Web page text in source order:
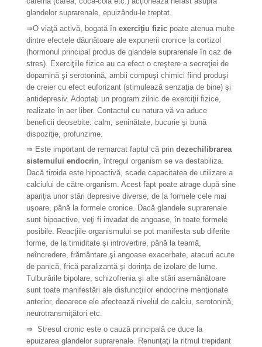
glandelor suprarenale, epuizându-le treptat.
⇒O viaţă activă, bogată în exerciţiu fizic poate atenua multe
dintre efectele dăunătoare ale expunerii cronice la cortizol
(hormonul principal produs de glandele suprarenale în caz de
stres). Exerciţiile fizice au ca efect o creştere a secreţiei de
dopamină şi serotonină, ambii compuşi chimici fiind produşi
de creier cu efect euforizant (stimulează senzaţia de bine) şi
antidepresiv. Adoptaţi un program zilnic de exerciţii fizice,
realizate în aer liber. Contactul cu natura vă va aduce
beneficii deosebite: calm, seninătate, bucurie şi bună
dispoziţie, profunzime.
⇒ Este important de remarcat faptul că prin dezechilibrarea
sistemului endocrin, întregul organism se va destabiliza.
Dacă tiroida este hipoactivă, scade capacitatea de utilizare a
calciului de către organism. Acest fapt poate atrage după sine
apariţia unor stări depresive diverse, de la formele cele mai
uşoare, până la formele cronice. Dacă glandele suprarenale
sunt hipoactive, veţi fi invadat de angoase, în toate formele
posibile. Reacţiile organismului se pot manifesta sub diferite
forme, de la timiditate şi introvertire, până la teamă,
neîncredere, frământare şi angoase exacerbate, atacuri acute
de panică, frică paralizantă şi dorinţa de izolare de lume.
Tulburările bipolare, schizofrenia şi alte stări asemănătoare
sunt toate manifestări ale disfuncţiilor endocrine menţionate
anterior, deoarece ele afectează nivelul de calciu, serotonină,
neurotransmiţători etc.
⇒ Stresul cronic este o cauză principală ce duce la
epuizarea glandelor suprarenale. Renunţaţi la ritmul trepidant